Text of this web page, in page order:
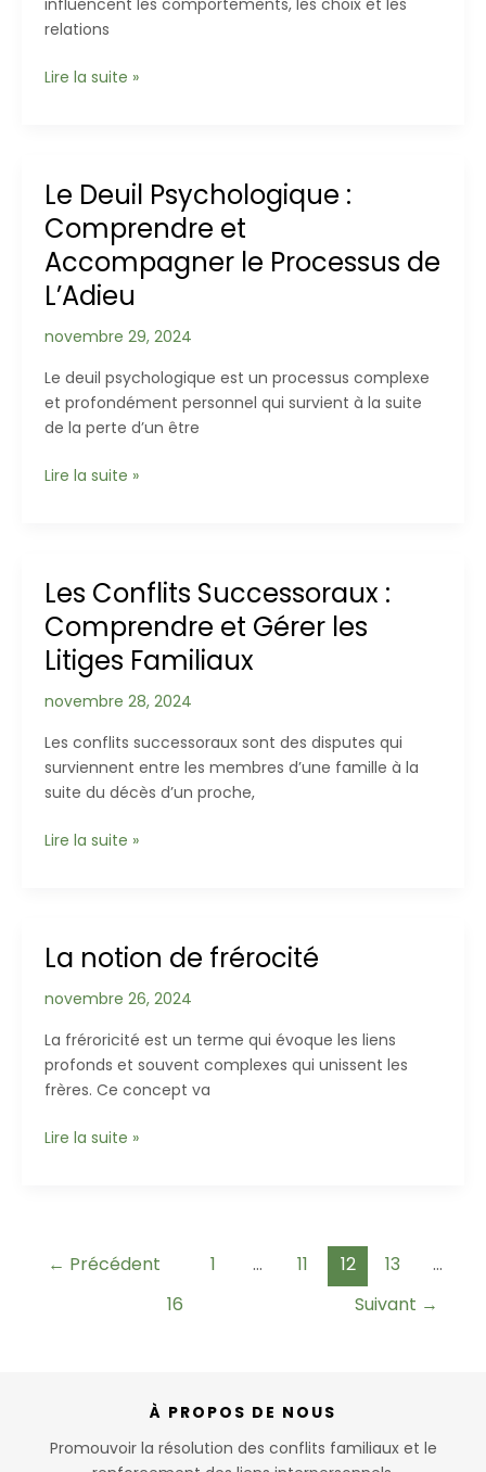
relations
Les
Comprendre
les
Liens
Cachés
Lire la suite »
Le Deuil Psychologique :
Comprendre et
Accompagner le Processus de
L’Adieu
novembre 29, 2024
Le deuil psychologique est un processus complexe
et profondément personnel qui survient à la suite
de la perte d’un être
Le
et
Accompagner
le
Processus
de
Lire la suite »
Les Conflits Successoraux :
Comprendre et Gérer les
Litiges Familiaux
novembre 28, 2024
Les conflits successoraux sont des disputes qui
surviennent entre les membres d’une famille à la
suite du décès d’un proche,
Les
et
Litiges
Familiaux
Lire la suite »
La notion de frérocité
novembre 26, 2024
La fréroricité est un terme qui évoque les liens
profonds et souvent complexes qui unissent les
frères. Ce concept va
La
Lire la suite »
Pagination
← Précédent 1 … 11 12 13
…
16
Suivant →
À PROPOS DE NOUS
Promouvoir la résolution des conflits familiaux et le